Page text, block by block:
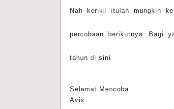
Nah kerikil itulah mungkin
percobaan berikutnya. Bagi
tahun di sini
Selamat Mencoba
Avis